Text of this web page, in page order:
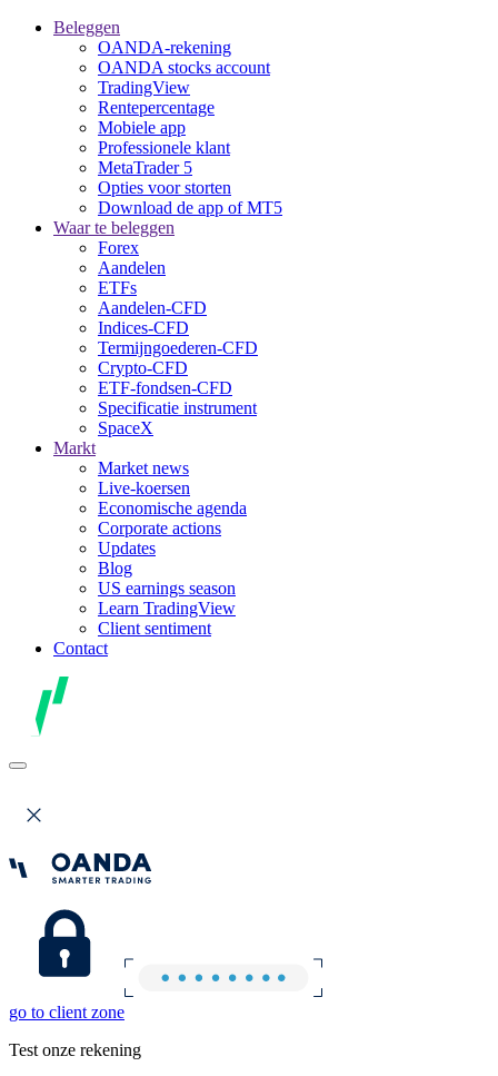
Beleggen
OANDA-rekening
OANDA stocks account
TradingView
Rentepercentage
Mobiele app
Professionele klant
MetaTrader 5
Opties voor storten
Download de app of MT5
Waar te beleggen
Forex
Aandelen
ETFs
Aandelen-CFD
Indices-CFD
Termijngoederen-CFD
Crypto-CFD
ETF-fondsen-CFD
Specificatie instrument
SpaceX
Markt
Market news
Live-koersen
Economische agenda
Corporate actions
Updates
Blog
US earnings season
Learn TradingView
Client sentiment
Contact
go to client zone
Test onze rekening